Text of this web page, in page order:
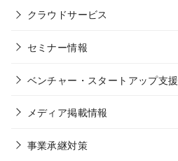
クラウドサービス
セミナー情報
ベンチャー・スタートアップ支援
メディア掲載情報
事業承継対策